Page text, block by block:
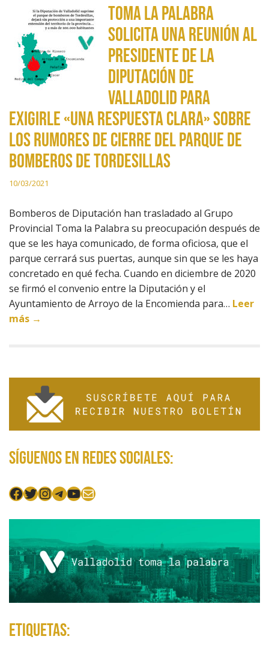
Toma la Palabra
solicita una reunión al
presidente de la
Diputación de
Valladolid para
exigirle «una respuesta clara» sobre
los rumores de cierre del parque de
bomberos de Tordesillas
10/03/2021
Bomberos de Diputación han trasladado al Grupo
Provincial Toma la Palabra su preocupación después de
que se les haya comunicado, de forma oficiosa, que el
parque cerrará sus puertas, aunque sin que se les haya
concretado en qué fecha. Cuando en diciembre de 2020
se firmó el convenio entre la Diputación y el
Ayuntamiento de Arroyo de la Encomienda para… Leer
más →
Síguenos en redes sociales:
Facebook
Twitter
Instagram
Telegram
YouTube
Mail
Etiquetas: